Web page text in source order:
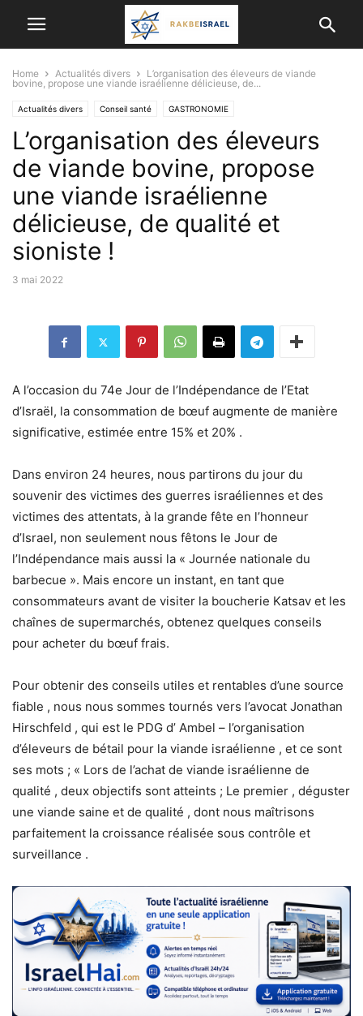
Home Actualités divers
L’organisation des éleveurs de viande
bovine, propose une viande israélienne délicieuse, de...
Actualités divers Conseil santé GASTRONOMIE
L’organisation des éleveurs
de viande bovine, propose
une viande israélienne
délicieuse, de qualité et
sioniste !
3 mai 2022
A l’occasion du 74e Jour de l’Indépendance de l’Etat
d’Israël, la consommation de bœuf augmente de manière
significative, estimée entre 15% et 20% .
Dans environ 24 heures, nous partirons du jour du
souvenir des victimes des guerres israéliennes et des
victimes des attentats, à la grande fête en l’honneur
d’Israel, non seulement nous fêtons le Jour de
l’Indépendance mais aussi la « Journée nationale du
barbecue ». Mais encore un instant, en tant que
consommateurs avant de visiter la boucherie Katsav et les
chaînes de supermarchés, obtenez quelques conseils
pour acheter du bœuf frais.
Pour obtenir des conseils utiles et rentables d’une source
fiable , nous nous sommes tournés vers l’avocat Jonathan
Hirschfeld , qui est le PDG d’ Ambel – l’organisation
d’éleveurs de bétail pour la viande israélienne , et ce sont
ses mots ; « Lors de l’achat de viande israélienne de
qualité , deux objectifs sont atteints ; Le premier , déguster
une viande saine et de qualité , dont nous maîtrisons
parfaitement la croissance réalisée sous contrôle et
surveillance .